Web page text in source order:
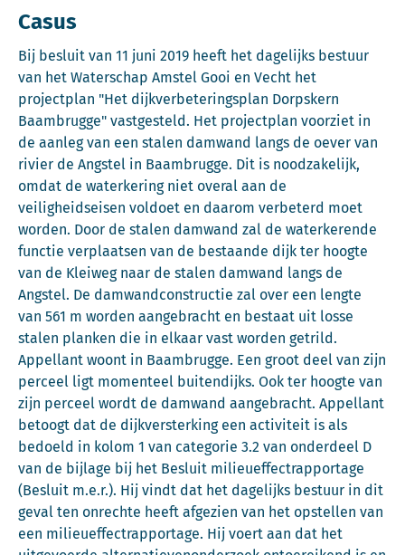
Casus
Bij besluit van 11 juni 2019 heeft het dagelijks bestuur
van het Waterschap Amstel Gooi en Vecht het
projectplan "Het dijkverbeteringsplan Dorpskern
Baambrugge" vastgesteld. Het projectplan voorziet in
de aanleg van een stalen damwand langs de oever van
rivier de Angstel in Baambrugge. Dit is noodzakelijk,
omdat de waterkering niet overal aan de
veiligheidseisen voldoet en daarom verbeterd moet
worden. Door de stalen damwand zal de waterkerende
functie verplaatsen van de bestaande dijk ter hoogte
van de Kleiweg naar de stalen damwand langs de
Angstel. De damwandconstructie zal over een lengte
van 561 m worden aangebracht en bestaat uit losse
stalen planken die in elkaar vast worden getrild.
Appellant woont in Baambrugge. Een groot deel van zijn
perceel ligt momenteel buitendijks. Ook ter hoogte van
zijn perceel wordt de damwand aangebracht. Appellant
betoogt dat de dijkversterking een activiteit is als
bedoeld in kolom 1 van categorie 3.2 van onderdeel D
van de bijlage bij het Besluit milieueffectrapportage
(Besluit m.e.r.). Hij vindt dat het dagelijks bestuur in dit
geval ten onrechte heeft afgezien van het opstellen van
een milieueffectrapportage. Hij voert aan dat het